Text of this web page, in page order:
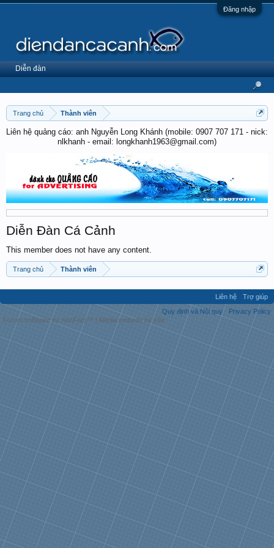
Đăng nhập
Trang chủ Thành viên
Liên hệ quảng cáo: anh Nguyễn Long Khánh (mobile: 0907 707 171 - nick:
nlkhanh - email: longkhanh1963@gmail.com)
Diễn Đàn Cá Cảnh
This member does not have any content.
Trang chủ Thành viên
Diễn đàn
Liên hệ
Trợ giúp
Quy định và Nội quy
Privacy Policy
Forum software by XenForo™ | Media embeds by s9e